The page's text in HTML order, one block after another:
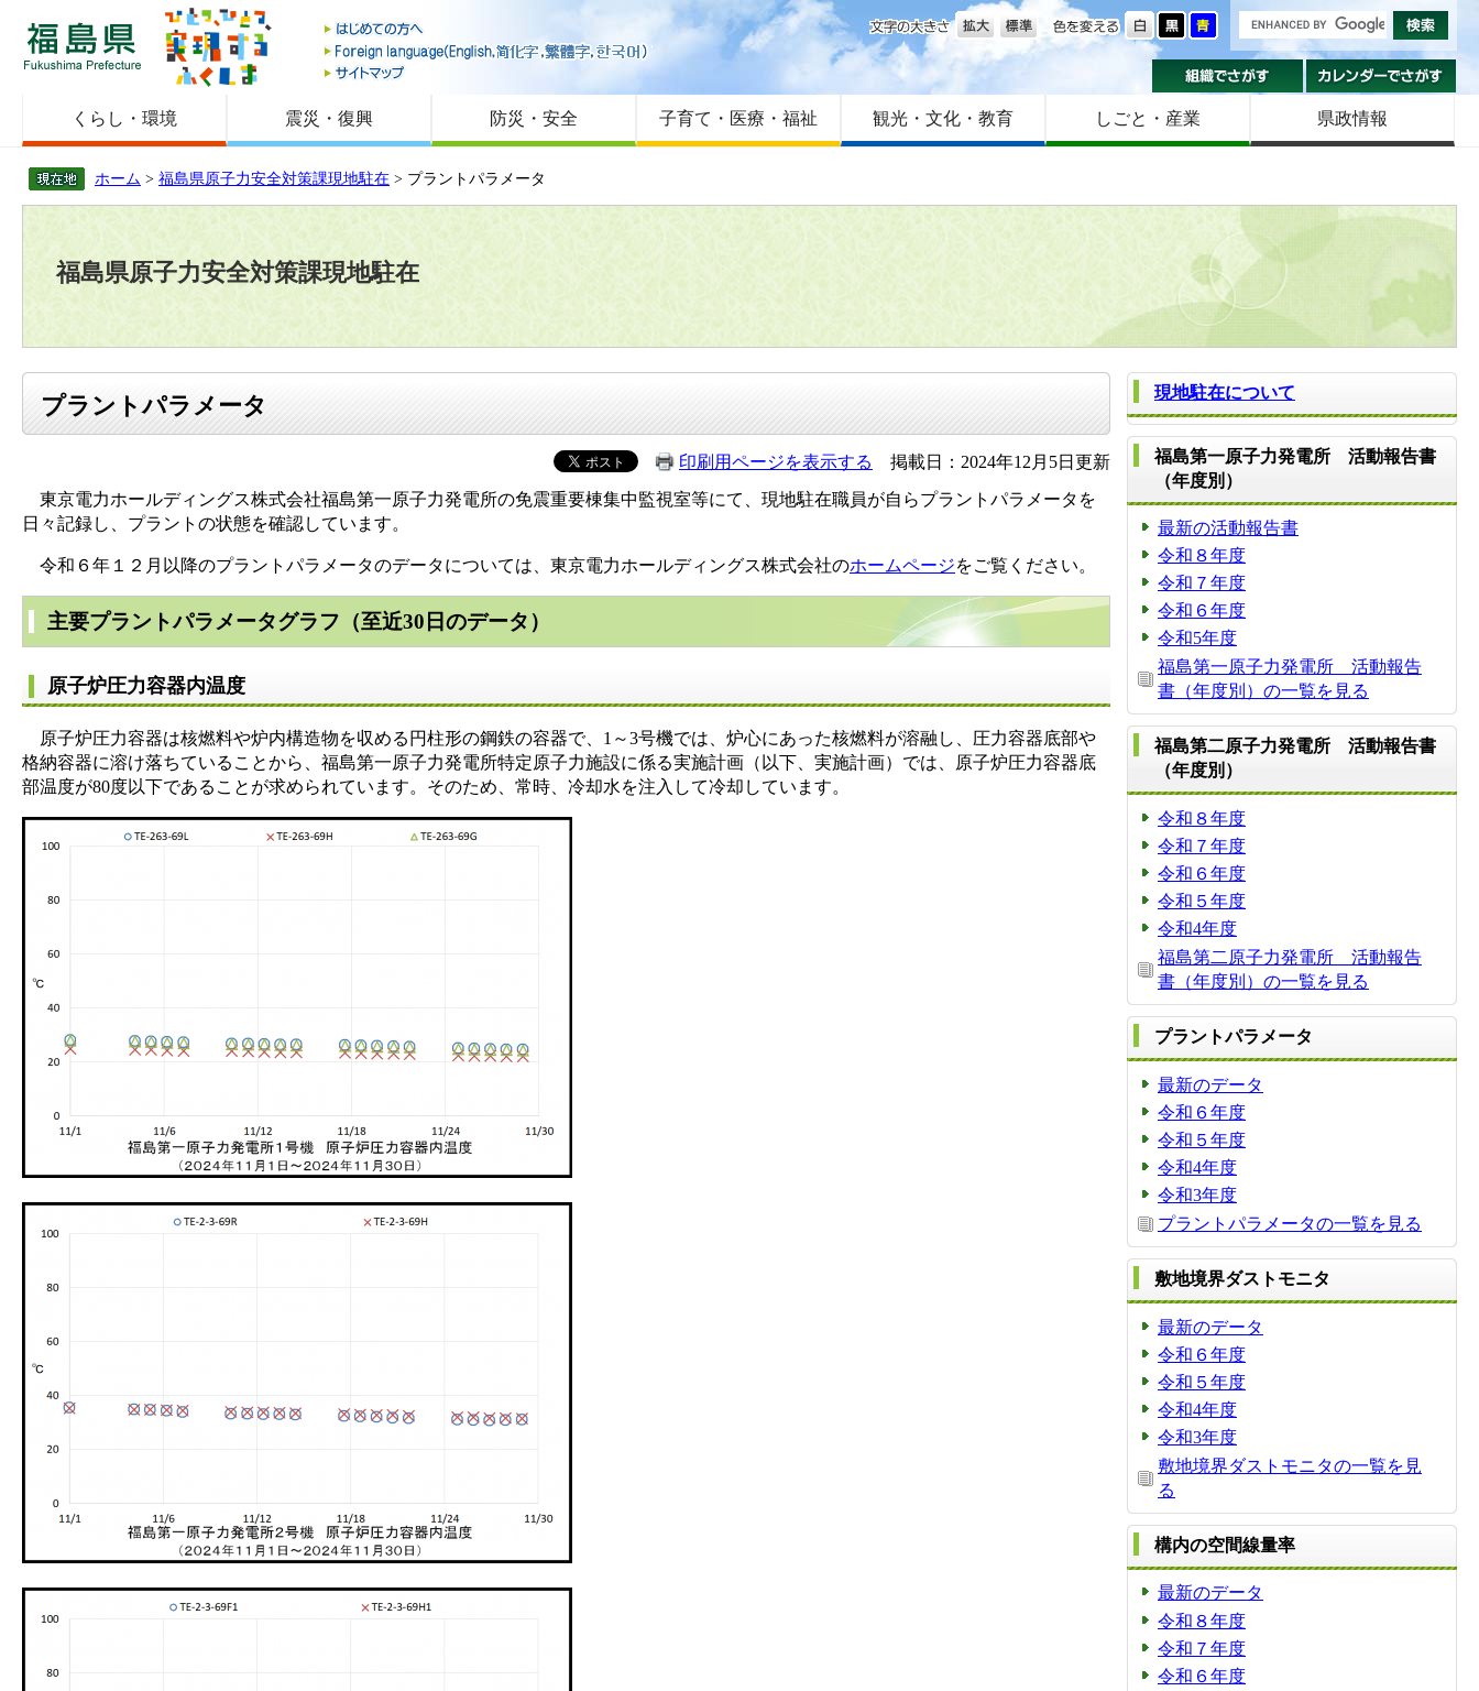
福島県
はじめての方へ
Foreign language
サイトマップ
色を変える
文字の大きさ
組織でさがす
くらし・環境 震災・復興 防災・安全 子育て・医療・福祉 観光・文化・教育 しごと・産業 県政情報
ホーム > 福島県原子力安全対策課現地駐在 > プラントパラメータ
福島県原子力安全対策課現地駐在
プラントパラメータ
印刷用ページを表示する
掲載日：2024年12月5日更新
東京電力ホールディングス株式会社福島第一原子力発電所の免震重要棟集中監視室等にて、現地駐在職員が自らプラントパラメータを
日々記録し、プラントの状態を確認しています。
令和６年１２月以降のプラントパラメータのデータについては、東京電力ホールディングス株式会社のホームページをご覧ください。
主要プラントパラメータグラフ（至近30日のデータ）
原子炉圧力容器内温度
原子炉圧力容器は核燃料や炉内構造物を収める円柱形の鋼鉄の容器で、1～3号機では、炉心にあった核燃料が溶融し、圧力容器底部や
格納容器に溶け落ちていることから、福島第一原子力発電所特定原子力施設に係る実施計画（以下、実施計画）では、原子炉圧力容器底
部温度が80度以下であることが求められています。そのため、常時、冷却水を注入して冷却しています。
現地駐在について
福島第一原子力発電所 活動報告書
（年度別）
最新の活動報告書
令和８年度
令和７年度
令和６年度
令和5年度
福島第一原子力発電所 活動報告
書（年度別）の一覧を見る
福島第二原子力発電所 活動報告書
（年度別）
令和８年度
令和７年度
令和６年度
令和５年度
令和4年度
福島第二原子力発電所 活動報告
書（年度別）の一覧を見る
プラントパラメータ
最新のデータ
令和６年度
令和５年度
令和4年度
令和3年度
プラントパラメータの一覧を見る
敷地境界ダストモニタ
最新のデータ
令和６年度
令和５年度
令和4年度
令和3年度
敷地境界ダストモニタの一覧を見
る
構内の空間線量率
最新のデータ
令和８年度
令和７年度
令和６年度